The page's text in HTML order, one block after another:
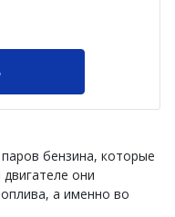
бензина, которые
они
а именно во